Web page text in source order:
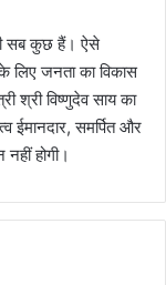
सब कुछ हैं। ऐसे
लिए जनता का विकास
श्री विष्णुदेव साय का
ईमानदार, समर्पित और
होगी।